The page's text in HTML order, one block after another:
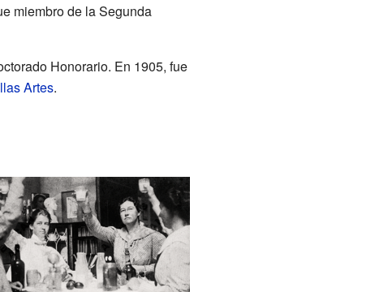
miembro de la Segunda
Honorario. En 1905, fue
Artes.